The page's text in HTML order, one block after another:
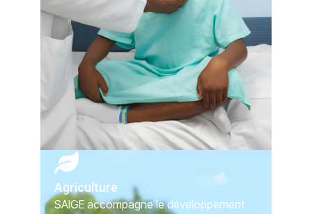
Agriculture
SAIGE accompagne le développement